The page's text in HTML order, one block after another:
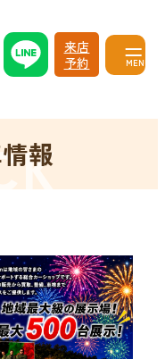
来店
予約
MENU
報